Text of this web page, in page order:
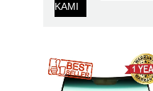
KAMI